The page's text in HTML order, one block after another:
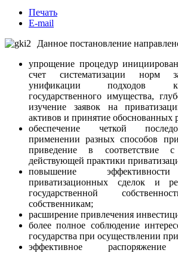
Печать
E-mail
Данное постановление
упрощение процедур
счет систематизации норм
унификации подходов к
государственного имущества,
изучение заявок на
активов и принятие
обеспечение четкой
применении разных способов
приведение в соответствие с
действующей практики
повышение
приватизационных сделок и
государственной
собственникам;
расширение привлечения
более полное соблюдение
государства при осуществлении
эффективное распоряжение